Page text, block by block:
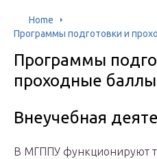
Home
Программы подготовки и
Программы
проходные
Внеучебная
В МГППУ функционируют